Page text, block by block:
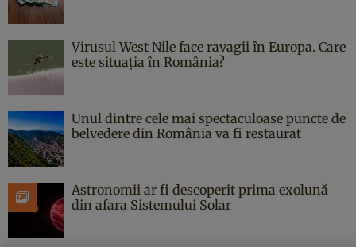
Virusul West Nile face ravagii în Europa. Care
este situația în România?
Unul dintre cele mai spectaculoase puncte de
belvedere din România va fi restaurat
Astronomii ar fi descoperit prima exolună
din afara Sistemului Solar